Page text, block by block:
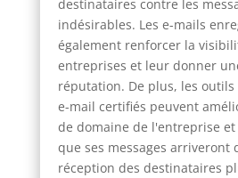
destinataires contre les
indésirables. Les e-mails
également renforcer la
entreprises et leur donner
réputation. De plus, les
e-mail certifiés peuvent
de domaine de l'entreprise
que ses messages arriveront
réception des destinataires